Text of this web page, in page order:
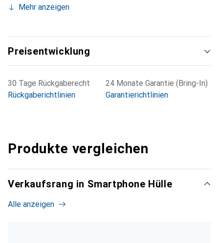
Mehr anzeigen
Preisentwicklung
30 Tage Rückgaberecht
Rückgaberichtlinien
24 Monate Garantie (Bring-In)
Garantierichtlinien
Produkte vergleichen
Verkaufsrang in Smartphone Hülle
Alle anzeigen